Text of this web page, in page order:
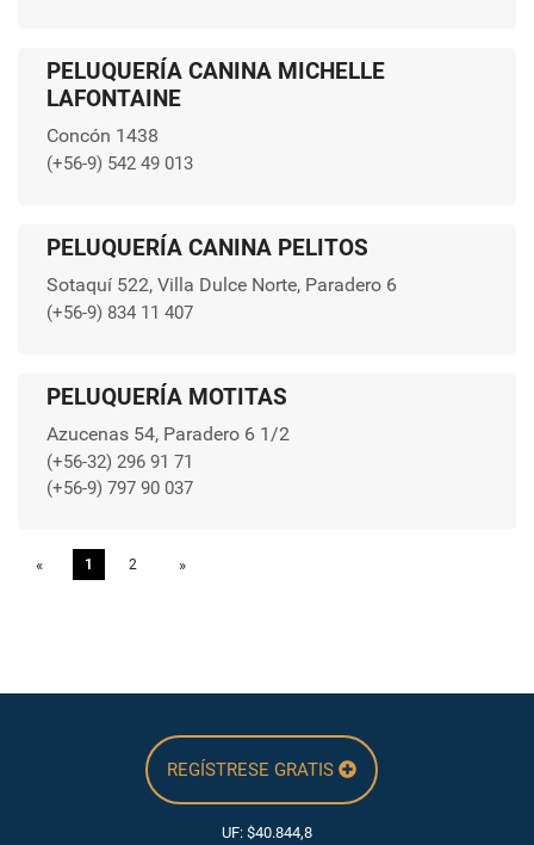
PELUQUERÍA CANINA MICHELLE
LAFONTAINE
Concón 1438
(+56-9) 542 49 013
PELUQUERÍA CANINA PELITOS
Sotaquí 522, Villa Dulce Norte, Paradero 6
(+56-9) 834 11 407
PELUQUERÍA MOTITAS
Azucenas 54, Paradero 6 1/2
(+56-32) 296 91 71
(+56-9) 797 90 037
« Previous
1 2 »
REGÍSTRESE GRATIS
UF: $40.844,8